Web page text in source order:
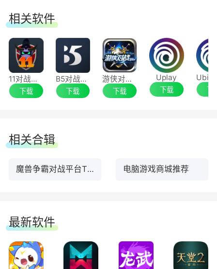
战网提供了很多种有助于你和其他暴雪玩家维持联
系的方式。让你可以更方便地与战网上的其他玩家
进行联络
4、我的讨论我做主
战网能帮助你在游戏内外都能更加容易地融入暴雪
志，以及按照自己感兴趣的话题来筛选各种信息。
5、共建千万玩家社区
在战网上游戏，每一天都有新的玩家加入到这个大
家庭中。
使用方法
相关软件
11对战平台
下载
B5对战平台
下载
游侠对战平台
下载
Uplay
下载
相关合辑
魔兽争霸对战平台TOP前6名下载 电脑游戏商城推荐
最新软件